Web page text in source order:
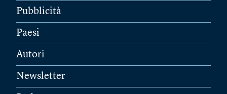
Pubblicità
Paesi
Autori
Newsletter